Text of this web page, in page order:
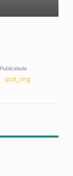
Publicidade